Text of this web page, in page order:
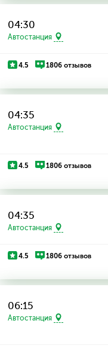
04:30
Автостанция
4.5 1806 отзывов
04:35
Автостанция
4.5 1806 отзывов
04:35
Автостанция
4.5 1806 отзывов
06:15
Автостанция